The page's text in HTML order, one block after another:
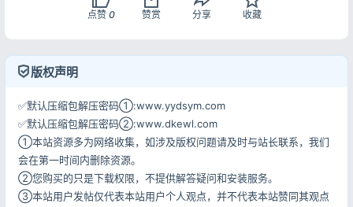
点赞 0 赞赏 分享 收藏
版权声明
✅默认压缩包解压密码①:www.yydsym.com
✅默认压缩包解压密码②:www.dkewl.com
①本站资源多为网络收集，如涉及版权问题请及时与站长联系，我们
会在第一时间内删除资源。
②您购买的只是下载权限，不提供解答疑问和安装服务。
③本站用户发帖仅代表本站用户个人观点，并不代表本站赞同其观点